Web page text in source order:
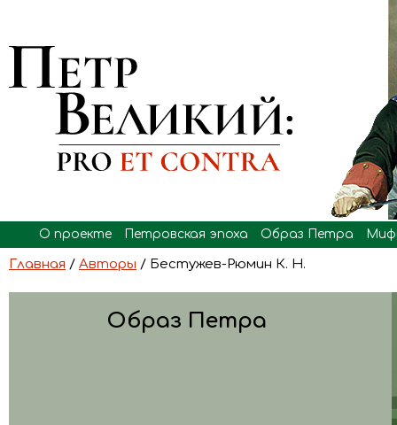
О проекте Петровская эпоха Образ Петра
Главная / Авторы / Бестужев-Рюмин К. Н.
Образ Петра